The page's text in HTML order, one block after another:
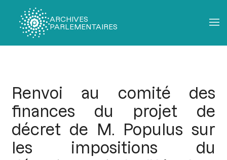
ARCHIVES
PARLEMENTAIRES
Renvoi au comité des
finances du projet de
décret de M. Populus sur
les impositions du